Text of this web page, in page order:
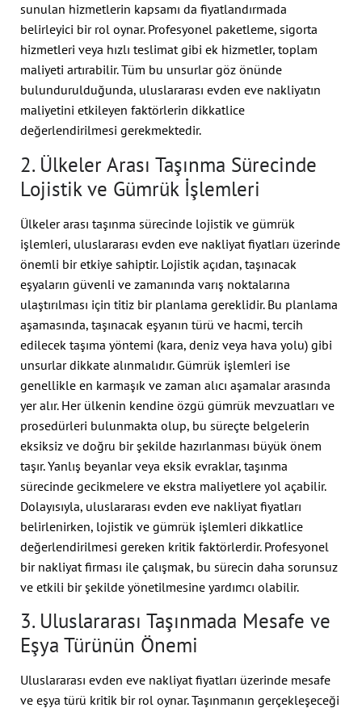
sunulan hizmetlerin kapsamı da fiyatlandırmada
belirleyici bir rol oynar. Profesyonel paketleme, sigorta
hizmetleri veya hızlı teslimat gibi ek hizmetler, toplam
maliyeti artırabilir. Tüm bu unsurlar göz önünde
bulundurulduğunda, uluslararası evden eve nakliyatın
maliyetini etkileyen faktörlerin dikkatlice
değerlendirilmesi gerekmektedir.
2. Ülkeler Arası Taşınma Sürecinde
Lojistik ve Gümrük İşlemleri
Ülkeler arası taşınma sürecinde lojistik ve gümrük
işlemleri, uluslararası evden eve nakliyat fiyatları üzerinde
önemli bir etkiye sahiptir. Lojistik açıdan, taşınacak
eşyaların güvenli ve zamanında varış noktalarına
ulaştırılması için titiz bir planlama gereklidir. Bu planlama
aşamasında, taşınacak eşyanın türü ve hacmi, tercih
edilecek taşıma yöntemi (kara, deniz veya hava yolu) gibi
unsurlar dikkate alınmalıdır. Gümrük işlemleri ise
genellikle en karmaşık ve zaman alıcı aşamalar arasında
yer alır. Her ülkenin kendine özgü gümrük mevzuatları ve
prosedürleri bulunmakta olup, bu süreçte belgelerin
eksiksiz ve doğru bir şekilde hazırlanması büyük önem
taşır. Yanlış beyanlar veya eksik evraklar, taşınma
sürecinde gecikmelere ve ekstra maliyetlere yol açabilir.
Dolayısıyla, uluslararası evden eve nakliyat fiyatları
belirlenirken, lojistik ve gümrük işlemleri dikkatlice
değerlendirilmesi gereken kritik faktörlerdir. Profesyonel
bir nakliyat firması ile çalışmak, bu sürecin daha sorunsuz
ve etkili bir şekilde yönetilmesine yardımcı olabilir.
3. Uluslararası Taşınmada Mesafe ve
Eşya Türünün Önemi
Uluslararası evden eve nakliyat fiyatları üzerinde mesafe
ve eşya türü kritik bir rol oynar. Taşınmanın gerçekleşeceği